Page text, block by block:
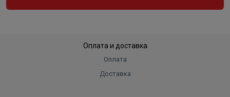
Оплата и доставка
Оплата
Доставка